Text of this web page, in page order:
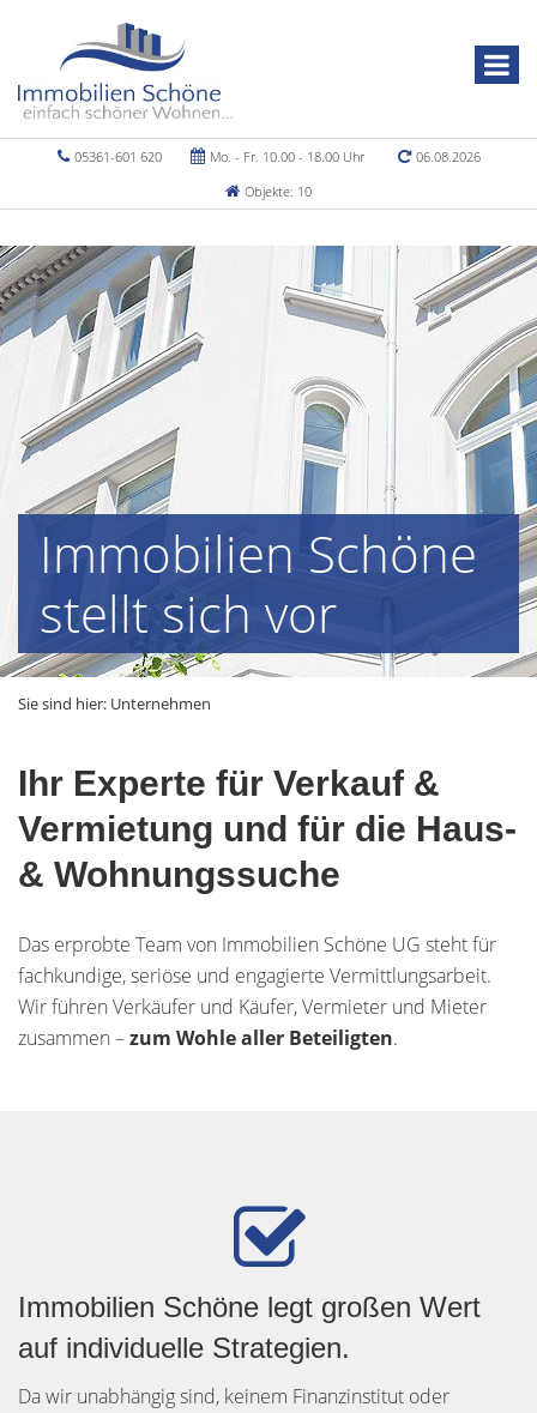
05361-601 620 Mo. - Fr. 10.00 - 18.00 Uhr
06.08.2026
Objekte: 10
Immobilien Schöne
stellt sich vor
Sie sind hier: Unternehmen
Ihr Experte für Verkauf &
Vermietung und für die Haus-
& Wohnungssuche
Das erprobte Team von Immobilien Schöne UG steht für
fachkundige, seriöse und engagierte Vermittlungsarbeit.
Wir führen Verkäufer und Käufer, Vermieter und Mieter
zusammen –zum Wohle aller Beteiligten.
Immobilien Schöne legt großen Wert
auf individuelle Strategien.
Da wir unabhängig sind, keinem Finanzinstitut oder